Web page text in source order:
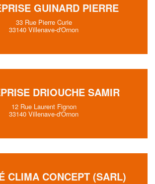
GUINARD PIERRE
33 Rue Pierre Curie
33140 Villenave-d'Ornon
DRIOUCHE SAMIR
12 Rue Laurent Fignon
33140 Villenave-d'Ornon
CLIMA CONCEPT (SARL)